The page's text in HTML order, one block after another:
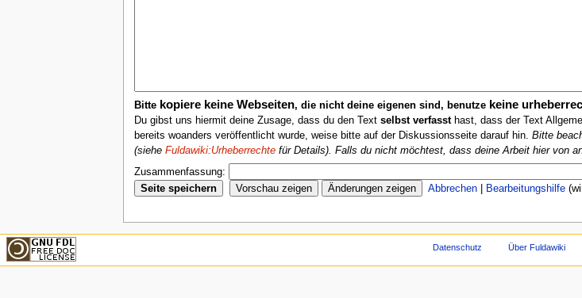
Bitte kopiere keine Webseiten, die nicht deine eigenen sind, benutze keine
Du gibst uns hiermit deine Zusage, dass du den Text selbst verfassthast, dass der Text
bereits woanders veröffentlicht wurde, weise bitte auf der Diskussionsseite darauf hin. Bitte
(siehe Fuldawiki:Urheberrechtefür Details). Falls du nicht möchtest, dass deine Arbeit hier von
Zusammenfassung:
Abbrechen
Bearbeitungshilfe
Datenschutz Über Fuldawiki